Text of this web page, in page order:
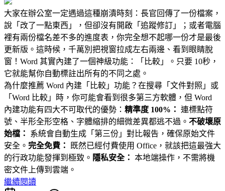
大家在辦公室一定遇過這種崩潰時刻：長官回傳了一份檔案，
說「改了一點東西」，但卻沒有開啟「追蹤修訂」；或者電腦
裡有兩份檔名差不多的進度表，你完全想不起哪一份才是最後
更新版。這時候，千萬別把視窗拉成左右兩邊、看到眼睛脫
窗！Word 其實內建了一個神級功能：「比較」。只要 10秒，
它就能幫你自動標註出所有的不同之處。
為什麼推薦 Word 內建「比較」功能？在搜尋「文件對照」或
「Word 比較」時，你可能會看到很多第三方軟體，但 Word
內建功能有四大不可取代的優勢： 精準度 100%： 連標點符
號、半形全形空格、字體縮排的細微差異都逃不過。 不破壞原
始檔：
系統會自動生成「第三份」對比報告，確保原始文件
安全。 完全免費：
既然已經付費使用 Office，就該把這最強大
的行政功能發揮到極致。 隱私安全： 本地端操作，不需將機
密文件上傳到雲端。
繼續閱讀